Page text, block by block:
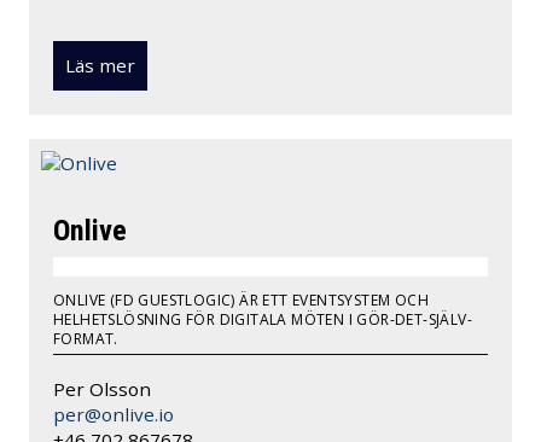
Läs mer
Onlive
ONLIVE (FD GUESTLOGIC) ÄR ETT EVENTSYSTEM OCH
HELHETSLÖSNING FÖR DIGITALA MÖTEN I GÖR-DET-SJÄLV-
FORMAT.
Per Olsson
per@onlive.io